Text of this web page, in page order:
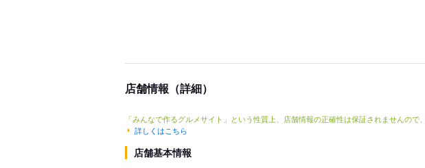
店舗情報（詳細）
「みんなで作るグルメサイト」という性質上、店舗情報の正確性は保証されませんので
詳しくはこちら
店舗基本情報